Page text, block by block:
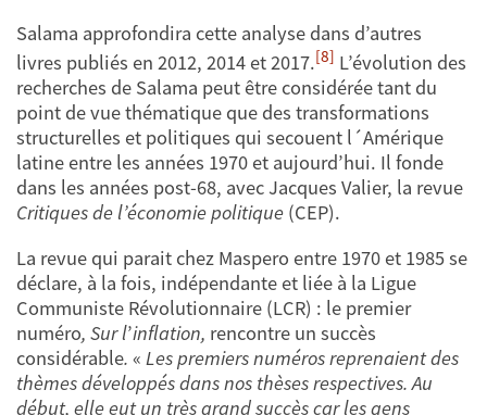
Salama approfondira cette analyse dans d’autres
livres publiés en 2012, 2014 et 2017.[8] L’évolution des
recherches de Salama peut être considérée tant du
point de vue thématique que des transformations
structurelles et politiques qui secouent l´Amérique
latine entre les années 1970 et aujourd’hui. Il fonde
dans les années post-68, avec Jacques Valier, la revue
Critiques de l’économie politique (CEP).
La revue qui parait chez Maspero entre 1970 et 1985 se
déclare, à la fois, indépendante et liée à la Ligue
Communiste Révolutionnaire (LCR) : le premier
numéro, Sur l’inflation, rencontre un succès
considérable. « Les premiers numéros reprenaient des
thèmes développés dans nos thèses respectives. Au
début, elle eut un très grand succès car les gens